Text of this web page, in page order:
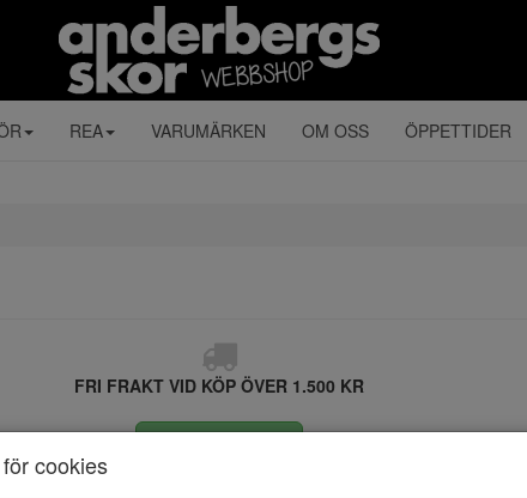
REA VARUMÄRKEN OM OSS ÖPPETTIDER
FRI FRAKT VID KÖP ÖVER 1.500 KR
cookies